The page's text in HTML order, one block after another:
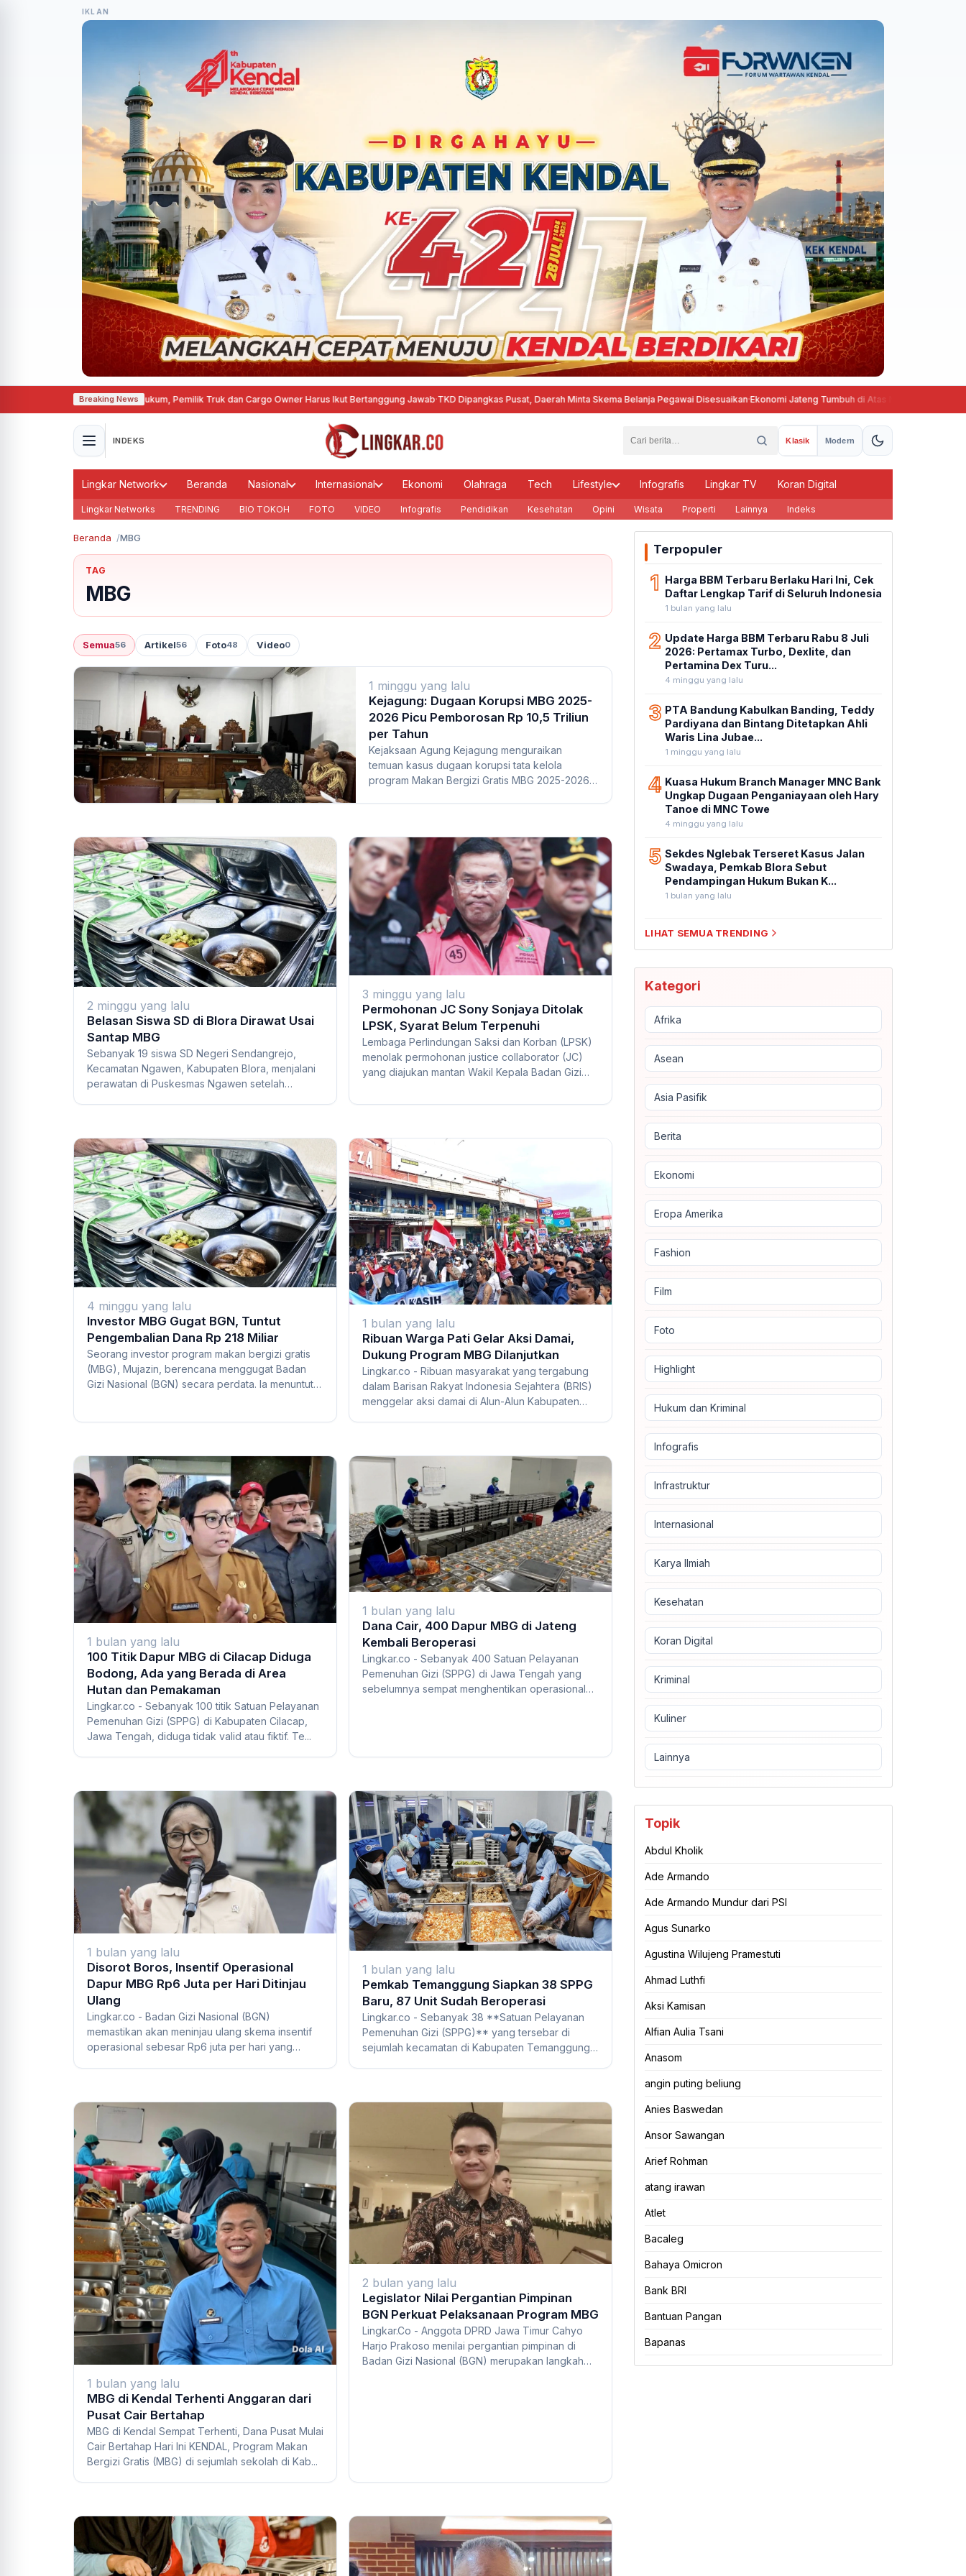
IKLAN
Breaking News
Penegakan Hukum, Pemilik Truk dan Cargo Owner Harus Ikut Bertanggung Jawab·TKD Dipangkas Pusat, Daerah Minta Skema Belanja Pegawai Disesuaikan Ekonomi Jateng Tumbuh di Atas Nasional, Angka Kemiskinan
INDEKS Klasik Modern
Lingkar Network Beranda Nasional Internasional Ekonomi Olahraga Tech Lifestyle Infografis Lingkar TV Koran Digital
Lingkar Networks TRENDING BIO TOKOH FOTO VIDEO Infografis Pendidikan Kesehatan Opini Wisata Properti Lainnya Indeks
Beranda MBG
TAG
MBG
Semua56 Artikel56 Foto48 Video0
1 minggu yang lalu
Kejagung: Dugaan Korupsi MBG 2025-
2026 Picu Pemborosan Rp 10,5 Triliun
per Tahun
Kejaksaan Agung Kejagung menguraikan
temuan kasus dugaan korupsi tata kelola
program Makan Bergizi Gratis MBG 2025-2026.
2 minggu yang lalu
Belasan Siswa SD di Blora Dirawat Usai
Santap MBG
Sebanyak 19 siswa SD Negeri Sendangrejo,
Kecamatan Ngawen, Kabupaten Blora, menjalani
perawatan di Puskesmas Ngawen setelah
3 minggu yang lalu
Permohonan JC Sony Sonjaya Ditolak
LPSK, Syarat Belum Terpenuhi
Lembaga Perlindungan Saksi dan Korban (LPSK)
menolak permohonan justice collaborator (JC)
yang diajukan mantan Wakil Kepala Badan Gizi
4 minggu yang lalu
Investor MBG Gugat BGN, Tuntut
Pengembalian Dana Rp 218 Miliar
Seorang investor program makan bergizi gratis
(MBG), Mujazin, berencana menggugat Badan
Gizi Nasional (BGN) secara perdata. Ia menuntut
1 bulan yang lalu
Ribuan Warga Pati Gelar Aksi Damai,
Dukung Program MBG Dilanjutkan
Lingkar.co - Ribuan masyarakat yang tergabung
dalam Barisan Rakyat Indonesia Sejahtera (BRIS)
menggelar aksi damai di Alun-Alun Kabupaten
1 bulan yang lalu
100 Titik Dapur MBG di Cilacap Diduga
Bodong, Ada yang Berada di Area
Hutan dan Pemakaman
Lingkar.co - Sebanyak 100 titik Satuan Pelayanan
Pemenuhan Gizi (SPPG) di Kabupaten Cilacap,
Jawa Tengah, diduga tidak valid atau fiktif. Te...
1 bulan yang lalu
Dana Cair, 400 Dapur MBG di Jateng
Kembali Beroperasi
Lingkar.co - Sebanyak 400 Satuan Pelayanan
Pemenuhan Gizi (SPPG) di Jawa Tengah yang
sebelumnya sempat menghentikan operasional
1 bulan yang lalu
Disorot Boros, Insentif Operasional
Dapur MBG Rp6 Juta per Hari Ditinjau
Ulang
Lingkar.co - Badan Gizi Nasional (BGN)
memastikan akan meninjau ulang skema insentif
operasional sebesar Rp6 juta per hari yang
1 bulan yang lalu
Pemkab Temanggung Siapkan 38 SPPG
Baru, 87 Unit Sudah Beroperasi
Lingkar.co - Sebanyak 38 **Satuan Pelayanan
Pemenuhan Gizi (SPPG)** yang tersebar di
sejumlah kecamatan di Kabupaten Temanggung,
1 bulan yang lalu
MBG di Kendal Terhenti Anggaran dari
Pusat Cair Bertahap
MBG di Kendal Sempat Terhenti, Dana Pusat Mulai
Cair Bertahap Hari Ini KENDAL, Program Makan
Bergizi Gratis (MBG) di sejumlah sekolah di Kab...
2 bulan yang lalu
Legislator Nilai Pergantian Pimpinan
BGN Perkuat Pelaksanaan Program MBG
Lingkar.Co - Anggota DPRD Jawa Timur Cahyo
Harjo Prakoso menilai pergantian pimpinan di
Badan Gizi Nasional (BGN) merupakan langkah
Terpopuler
1 Harga BBM Terbaru Berlaku Hari Ini, Cek
Daftar Lengkap Tarif di Seluruh Indonesia
1 bulan yang lalu
2 Update Harga BBM Terbaru Rabu 8 Juli
2026: Pertamax Turbo, Dexlite, dan
Pertamina Dex Turu...
4 minggu yang lalu
3 PTA Bandung Kabulkan Banding, Teddy
Pardiyana dan Bintang Ditetapkan Ahli
Waris Lina Jubae...
1 minggu yang lalu
4 Kuasa Hukum Branch Manager MNC Bank
Ungkap Dugaan Penganiayaan oleh Hary
Tanoe di MNC Towe
4 minggu yang lalu
5 Sekdes Nglebak Terseret Kasus Jalan
Swadaya, Pemkab Blora Sebut
Pendampingan Hukum Bukan K...
1 bulan yang lalu
LIHAT SEMUA TRENDING
Kategori
Afrika
Asean
Asia Pasifik
Berita
Ekonomi
Eropa Amerika
Fashion
Film
Foto
Highlight
Hukum dan Kriminal
Infografis
Infrastruktur
Internasional
Karya Ilmiah
Kesehatan
Koran Digital
Kriminal
Kuliner
Lainnya
Topik
Abdul Kholik
Ade Armando
Ade Armando Mundur dari PSI
Agus Sunarko
Agustina Wilujeng Pramestuti
Ahmad Luthfi
Aksi Kamisan
Alfian Aulia Tsani
Anasom
angin puting beliung
Anies Baswedan
Ansor Sawangan
Arief Rohman
atang irawan
Atlet
Bacaleg
Bahaya Omicron
Bank BRI
Bantuan Pangan
Bapanas